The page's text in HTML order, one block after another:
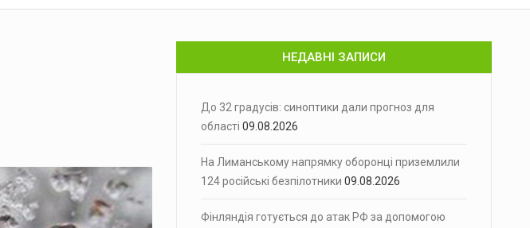
НЕДАВНІ ЗАПИСИ
До 32 градусів: синоптики дали прогноз для
області 09.08.2026
На Лиманському напрямку оборонці приземлили
124 російські безпілотники 09.08.2026
Фінляндія готується до атак РФ за допомогою